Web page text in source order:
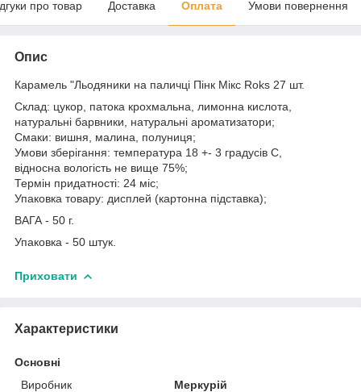
про товар Доставка Оплата Умови повернення
Опис
Карамель "Льодяники на паличці Пінк Мікс Roks 27 шт.
Склад: цукор, патока крохмальна, лимонна кислота,
натуральні барвники, натуральні ароматизатори;
Смаки: вишня, малина, полуниця;
Умови зберігання: температура 18 +- 3 градусів С,
відносна вологість не вище 75%;
Термін придатності: 24 міс;
Упаковка товару: дисплей (картонна підставка);
ВАГА - 50 г.
Упаковка - 50 штук.
Приховати
Характеристики
Основні
Виробник
Меркурій